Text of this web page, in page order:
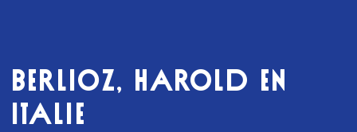
BERLIOZ, HAROLD EN
ITALIE